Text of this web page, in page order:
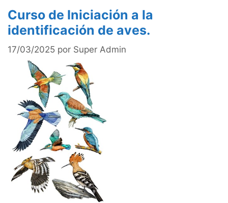
Curso de Iniciación a la
identificación de aves.
17/03/2025 por Super Admin